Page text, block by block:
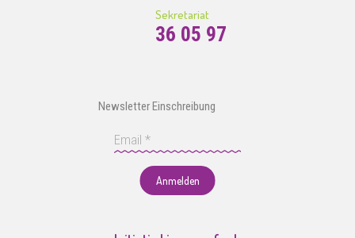
Sekretariat
36 05 97
Newsletter Einschreibung
Anmelden